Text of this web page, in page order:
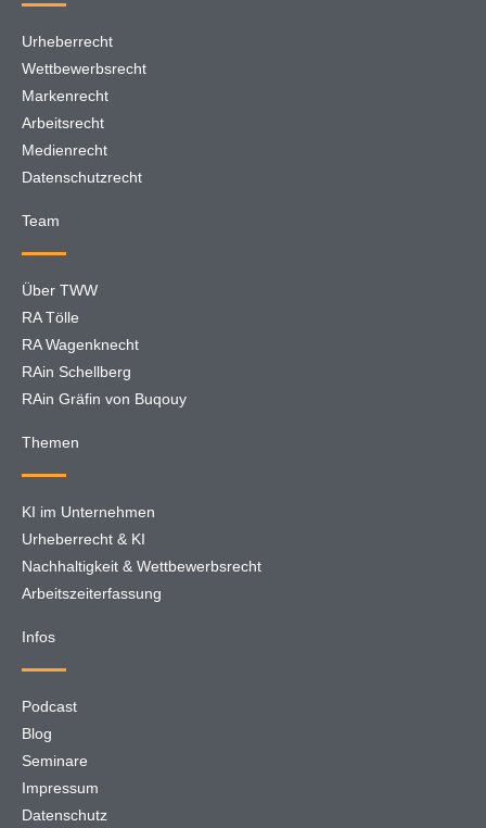
Urheberrecht
Wettbewerbsrecht
Markenrecht
Arbeitsrecht
Medienrecht
Datenschutzrecht
Team
Über TWW
RA Tölle
RA Wagenknecht
RAin Schellberg
RAin Gräfin von Buqouy
Themen
KI im Unternehmen
Urheberrecht & KI
Nachhaltigkeit & Wettbewerbsrecht
Arbeitszeiterfassung
Infos
Podcast
Blog
Seminare
Impressum
Datenschutz